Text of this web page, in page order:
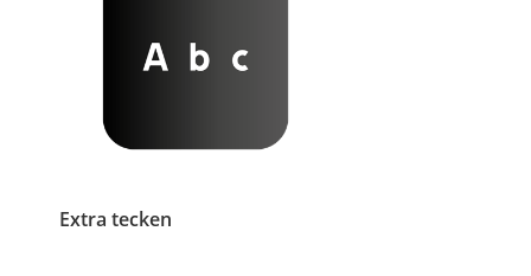
Extra tecken